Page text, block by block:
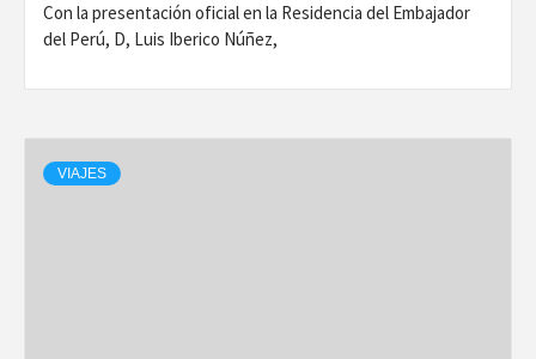
Con la presentación oficial en la Residencia del Embajador
del Perú, D, Luis Iberico Núñez,
VIAJES